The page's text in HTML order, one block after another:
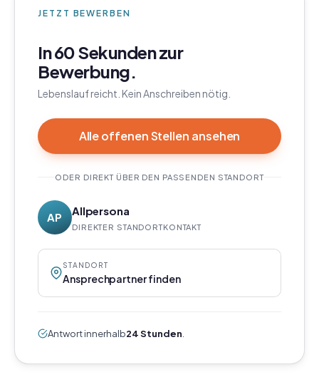
JETZT BEWERBEN
In 60 Sekunden zur
Bewerbung.
Lebenslauf reicht. Kein Anschreiben nötig.
Alle offenen Stellen ansehen
ODER DIREKT ÜBER DEN PASSENDEN STANDORT
AP Allpersona
DIREKTER STANDORTKONTAKT
STANDORT
Ansprechpartner finden
Antwort innerhalb24 Stunden